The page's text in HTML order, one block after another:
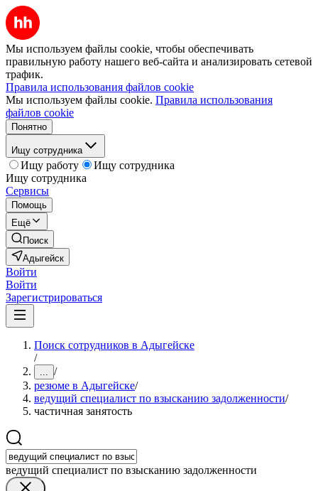
Мы используем файлы cookie, чтобы обеспечивать
правильную работу нашего веб-сайта и анализировать сетевой
трафик.
Правила использования файлов cookie
Мы используем файлы cookie. Правила использования
файлов cookie
Понятно
Ищу сотрудника
Ищу работу
Ищу сотрудника
Ищу сотрудника
Сервисы
Помощь
Ещё
Поиск
Адыгейск
Войти
Войти
Зарегистрироваться
Поиск сотрудников в Адыгейске
/
... /
резюме в Адыгейске/
ведущий специалист по взысканию задолженности/
частичная занятость
ведущий специалист по взысканию задолженности